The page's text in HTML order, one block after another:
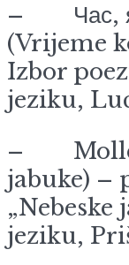
– Час,
(Vrijeme
Izbor
jeziku,
– Mollet
jabuke) –
„Nebeske
jeziku,